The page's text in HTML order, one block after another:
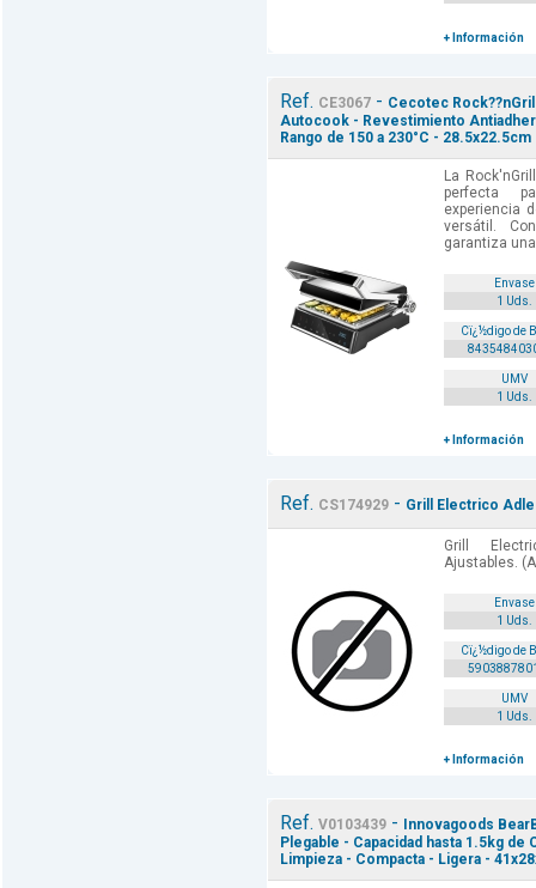
+ Información
Ref. CE3067- Cecotec
Autocook - Revestimiento
Rango de 150 a 230°C -
La
perfecta
experiencia
versátil.
garantiza
Envase
1 Uds.
Cï¿½digo de
UMV
1 Uds.
+ Información
Ref. CS174929- Grill Electrico
Grill
Ajustables.
Envase
1 Uds.
Cï¿½digo de
UMV
1 Uds.
+ Información
Ref. V0103439-
Innovagoods
Plegable - Capacidad hasta 1.5kg de
Limpieza - Compacta - Ligera -